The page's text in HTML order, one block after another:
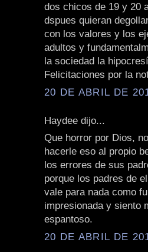
dos chicos de 19 y 20
dspues quieran
con los valores y los
adultos y
la sociedad la
Felicitaciones por la
20 DE ABRIL DE
Haydee dijo...
Que horror por Dios,
hacerle eso al propio
los errores de sus
porque los padres de
vale para nada como
impresionada y siento
espantoso.
20 DE ABRIL DE